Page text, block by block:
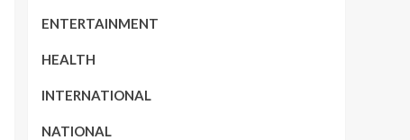
ENTERTAINMENT
HEALTH
INTERNATIONAL
NATIONAL